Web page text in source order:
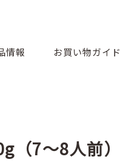
情報 お買い物ガイド
7〜8人前）